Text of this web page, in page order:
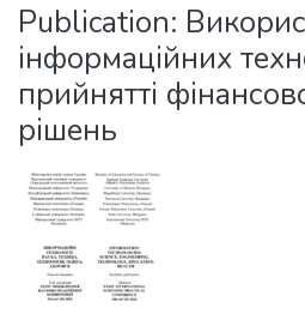
Statistics
Publication:
інформаційних
прийнятті
рішень